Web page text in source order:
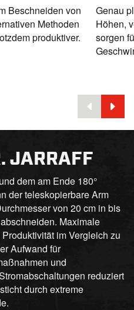
Beschneiden von
Methoden
produktiver.
Genau
Höhen,
sorgen
JARRAFF
dem am Ende 180°
der teleskopierbare Arm
von 20 cm in bis
Maximale
im Vergleich zu
Aufwand für
und
reduziert
durch extreme